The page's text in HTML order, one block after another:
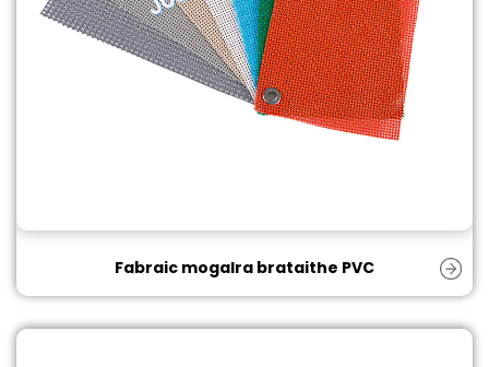
Fabraic mogalra brataithe PVC